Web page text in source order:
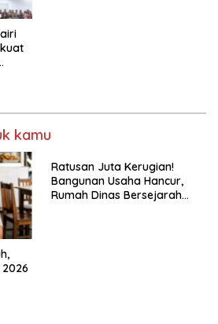
kamu
Ratusan Juta Kerugian!
Bangunan Usaha Hancur,
Rumah Dinas Bersejarah